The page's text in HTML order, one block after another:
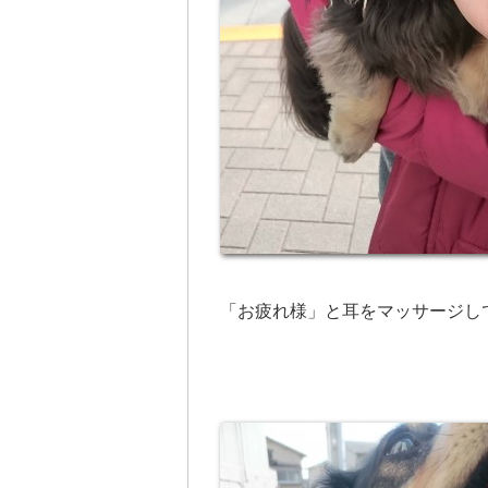
「お疲れ様」と耳をマッサージし